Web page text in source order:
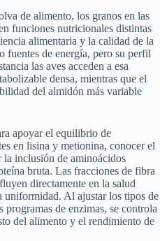
de alimento, los granos en las
funciones nutricionales distintas
alimentaria y la calidad de la
fuentes de energía, pero su perfil
las aves acceden a esa
densa, mientras que el
del almidón más variable
apoyar el equilibrio de
en lisina y metionina, conocer el
la inclusión de aminoácidos
bruta. Las fracciones de fibra
directamente en la salud
uniformidad. Al ajustar los tipos de
de enzimas, se controla
del alimento y el rendimiento de